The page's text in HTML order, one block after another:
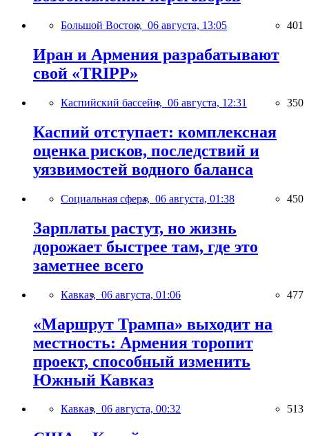
Большой Восток, 06 августа, 13:05 401
Иран и Армения разрабатывают
свой «TRIPP»
Каспийский бассейн, 06 августа, 12:31 350
Каспий отступает: комплексная
оценка рисков, последствий и
уязвимостей водного баланса
Социальная сфера, 06 августа, 01:38 450
Зарплаты растут, но жизнь
дорожает быстрее там, где это
заметнее всего
Кавказ, 06 августа, 01:06 477
«Маршрут Трампа» выходит на
местность: Армения торопит
проект, способный изменить
Южный Кавказ
Кавказ, 06 августа, 00:32 513